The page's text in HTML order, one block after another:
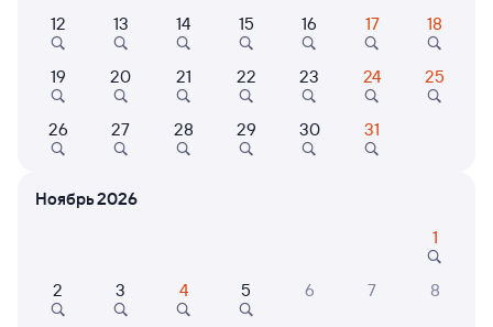
734Х Ласточка Проходящий 7,7
Можайск
Москва Белорусская
19:08 20:37
1 ч 29 м в пути
от
12 13 14 15 16 17 18
19 20 21 22 23 24 25
26 27 28 29 30 31
Ноябрь 2026
1
2 3 4 5 6 7 8